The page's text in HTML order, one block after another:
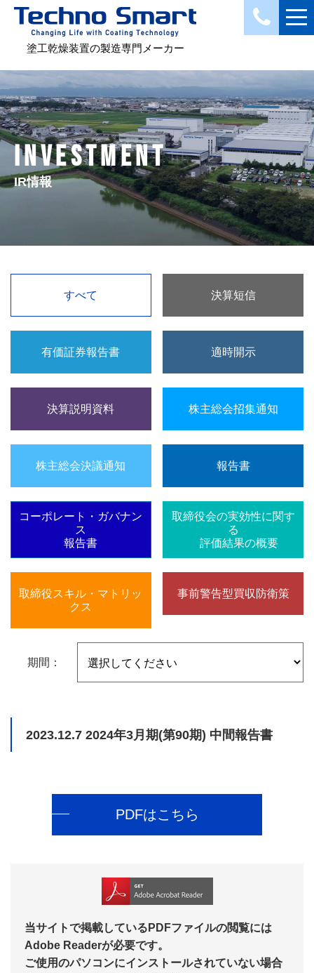
塗工乾燥装置の製造専門メーカー
INVESTMENT
IR情報
すべて 決算短信
有価証券報告書 適時開示
決算説明資料 株主総会招集通知
株主総会決議通知 報告書
コーポレート・ガバナン
ス
報告書
取締役会の実効性に関す
る
評価結果の概要
取締役スキル・マトリッ
クス
事前警告型買収防衛策
期間：
2023.12.7 2024年3月期(第90期) 中間報告書
PDFはこちら
当サイトで掲載しているPDFファイルの閲覧には
Adobe Readerが必要です。
ご使用のパソコンにインストールされていない場合